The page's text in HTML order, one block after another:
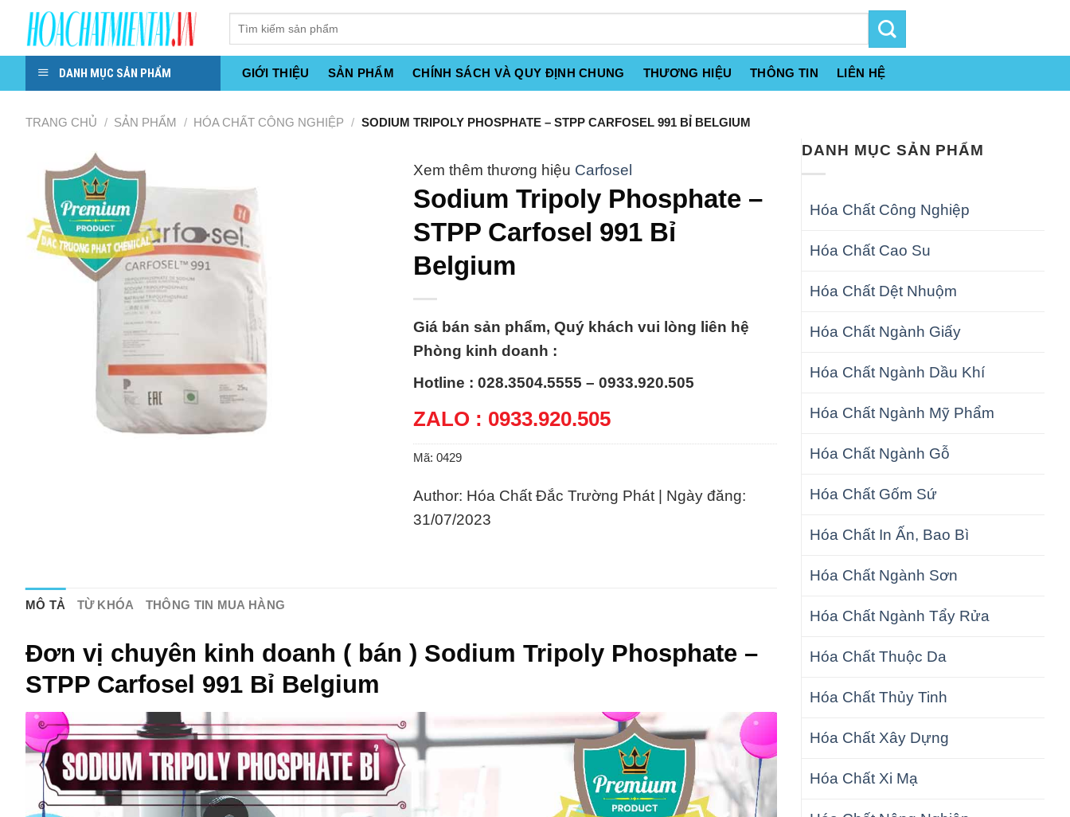
Skip
content
DANH MỤC SẢN PHẨM GIỚI THIỆU SẢN PHẨM CHÍNH SÁCH VÀ QUY ĐỊNH CHUNG THƯƠNG HIỆU THÔNG TIN LIÊN HỆ
TRANG CHỦ / SẢN PHẨM / HÓA CHẤT CÔNG NGHIỆP / SODIUM TRIPOLY PHOSPHATE – STPP CARFOSEL 991 BỈ BELGIUM
DANH MỤC SẢN PHẨM
Hóa Chất Công Nghiệp
Hóa Chất Cao Su
Hóa Chất Dệt Nhuộm
Hóa Chất Ngành Giấy
Hóa Chất Ngành Dầu Khí
Hóa Chất Ngành Mỹ Phẩm
Hóa Chất Ngành Gỗ
Hóa Chất Gốm Sứ
Hóa Chất In Ấn, Bao Bì
Hóa Chất Ngành Sơn
Hóa Chất Ngành Tẩy Rửa
Hóa Chất Thuộc Da
Hóa Chất Thủy Tinh
Hóa Chất Xây Dựng
Hóa Chất Xi Mạ
Carfosel
Sodium Tripoly Phosphate –
STPP Carfosel 991 Bỉ
Belgium
Giá bán sản phẩm, Quý khách vui lòng liên hệ
Phòng kinh doanh :
Hotline : 028.3504.5555 – 0933.920.505
ZALO : 0933.920.505
Mã: 0429
Author: Hóa Chất Đắc Trường Phát | Ngày đăng:
31/07/2023
MÔ TẢ TỪ KHÓA THÔNG TIN MUA HÀNG
Đơn vị chuyên kinh doanh ( bán ) Sodium Tripoly Phosphate –
STPP Carfosel 991 Bỉ Belgium